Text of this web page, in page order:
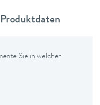
Sie in welcher